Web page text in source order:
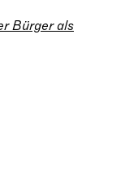
Bürger als